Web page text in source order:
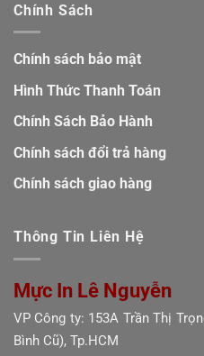
Chính Sách
Chính sách bảo mật
Hình Thức Thanh Toán
Chính Sách Bảo Hành
Chính sách đổi trả hàng
Chính sách giao hàng
Thông Tin Liên Hệ
Mực In Lê Nguyễn
VP Công ty: 153A Trần Thị
Bình Cũ), Tp.HCM